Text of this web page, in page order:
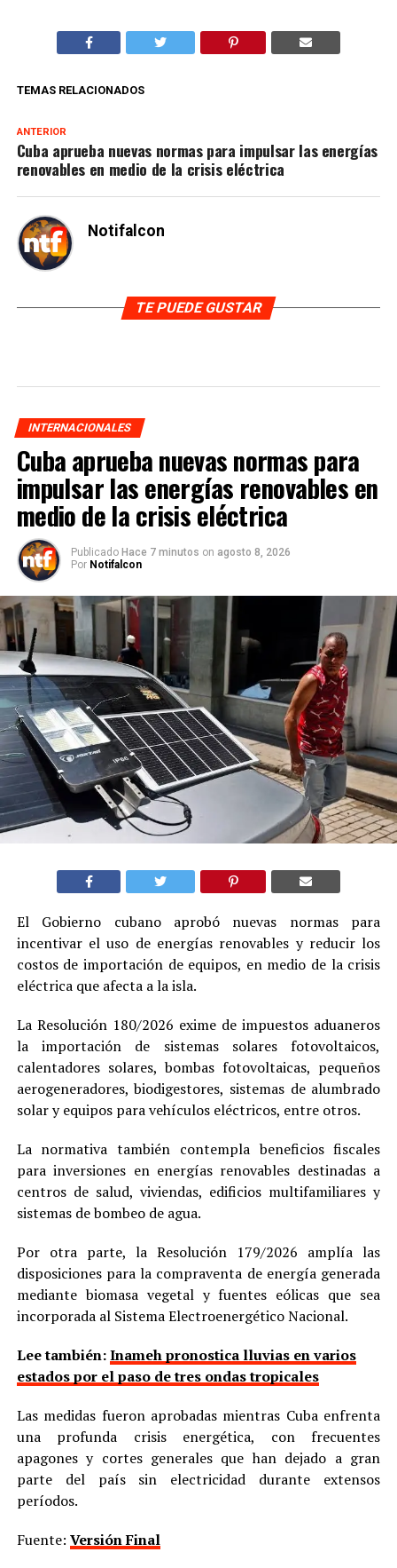
TEMAS RELACIONADOS
ANTERIOR
Cuba aprueba nuevas normas para impulsar las energías
renovables en medio de la crisis eléctrica
Notifalcon
TE PUEDE GUSTAR
INTERNACIONALES
Cuba aprueba nuevas normas para
impulsar las energías renovables en
medio de la crisis eléctrica
Publicado Hace 7 minutos on agosto 8, 2026
Por Notifalcon
El Gobierno cubano aprobó nuevas normas para
incentivar el uso de energías renovables y reducir los
costos de importación de equipos, en medio de la crisis
eléctrica que afecta a la isla.
La Resolución 180/2026 exime de impuestos aduaneros
la importación de sistemas solares fotovoltaicos,
calentadores solares, bombas fotovoltaicas, pequeños
aerogeneradores, biodigestores, sistemas de alumbrado
solar y equipos para vehículos eléctricos, entre otros.
La normativa también contempla beneficios fiscales
para inversiones en energías renovables destinadas a
centros de salud, viviendas, edificios multifamiliares y
sistemas de bombeo de agua.
Por otra parte, la Resolución 179/2026 amplía las
disposiciones para la compraventa de energía generada
mediante biomasa vegetal y fuentes eólicas que sea
incorporada al Sistema Electroenergético Nacional.
Lee también:Inameh pronostica lluvias en varios
estados por el paso de tres ondas tropicales
Las medidas fueron aprobadas mientras Cuba enfrenta
una profunda crisis energética, con frecuentes
apagones y cortes generales que han dejado a gran
parte del país sin electricidad durante extensos
períodos.
Fuente: Versión Final